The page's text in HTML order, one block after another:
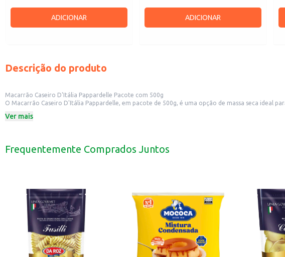
ADICIONAR ADICIONAR
Descrição do produto
Macarrão Caseiro D'Itália Pappardelle Pacote com 500g
O Macarrão Caseiro D'Itália Pappardelle, em pacote de 500g, é uma opção de massa seca ideal para
Dicas de uso:
Perfeito para o preparo de pratos caseiros, oferecendo praticidade e sabor.
Conteúdo: 500g
EAN: 7896322800748
Ver mais
Frequentemente Comprados Juntos